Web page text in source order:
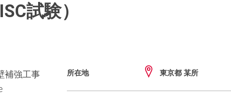
試験）
補強工事
所在地 東京都 某所